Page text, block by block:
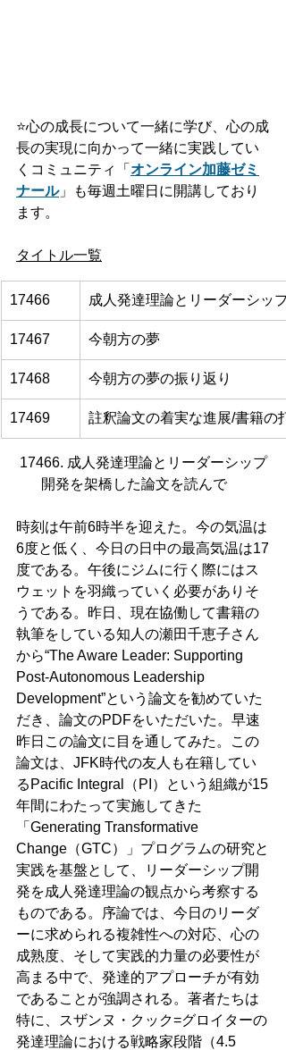
⭐️心の成長について一緒に学び、心の成
長の実現に向かって一緒に実践してい
くコミュニティ「 オンライン加藤ゼミ
ナール」も毎週土曜日に開講しており
ます。
タイトル一覧
17466 成人発達理論とリーダーシッ
17467 今朝方の夢
17468 今朝方の夢の振り返り
17469 註釈論文の着実な進展/書籍の
17466. 成人発達理論とリーダーシップ
開発を架橋した論文を読んで
時刻は午前6時半を迎えた。今の気温は
6度と低く、今日の日中の最高気温は17
度である。午後にジムに行く際にはス
ウェットを羽織っていく必要がありそ
うである。昨日、現在協働して書籍の
執筆をしている知人の瀬田千恵子さん
から“The Aware Leader: Supporting
Post-Autonomous Leadership
Development”という論文を勧めていた
だき、論文のPDFをいただいた。早速
昨日この論文に目を通してみた。この
論文は、JFK時代の友人も在籍してい
るPacific Integral（PI）という組織が15
年間にわたって実施してきた
「Generating Transformative
Change（GTC）」プログラムの研究と
実践を基盤として、リーダーシップ開
発を成人発達理論の観点から考察する
ものである。序論では、今日のリーダ
ーに求められる複雑性への対応、心の
成熟度、そして実践的力量の必要性が
高まる中で、発達的アプローチが有効
であることが強調される。著者たちは
特に、スザンヌ・クック=グロイターの
発達理論における戦略家段階（4.5